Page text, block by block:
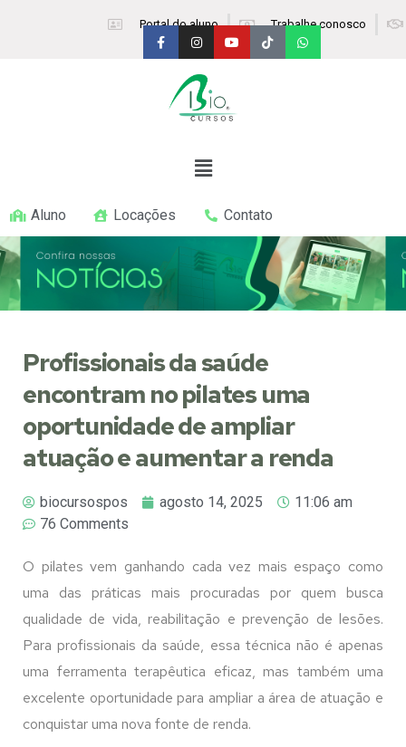
Portal do aluno Trabalhe conosco
Aluno Locações Contato
Profissionais da saúde
encontram no pilates uma
oportunidade de ampliar
atuação e aumentar a renda
biocursospos agosto 14, 2025
11:06 am
76 Comments
O pilates vem ganhando cada vez mais espaço como
uma das práticas mais procuradas por quem busca
qualidade de vida, reabilitação e prevenção de lesões.
Para profissionais da saúde, essa técnica não é apenas
uma ferramenta terapêutica eficaz, mas também uma
excelente oportunidade para ampliar a área de atuação e
conquistar uma nova fonte de renda.